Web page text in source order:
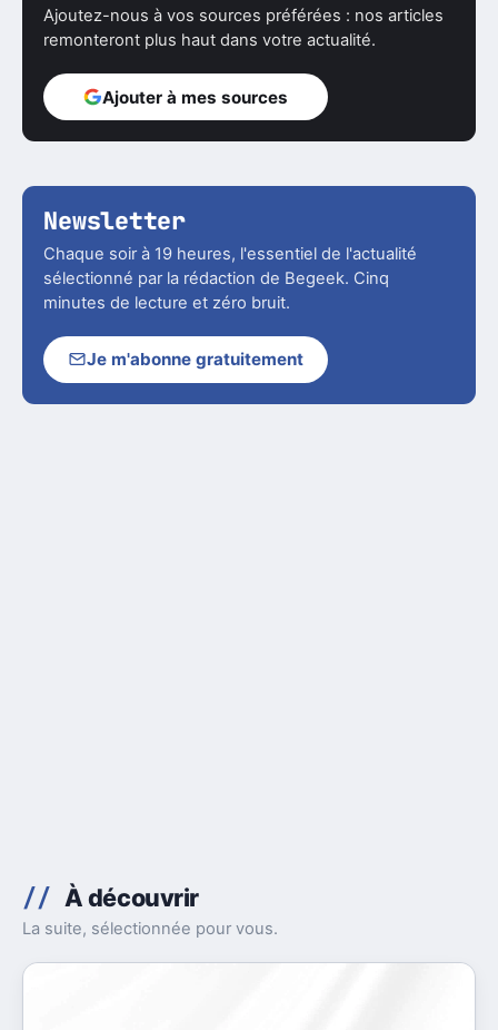
Ajoutez-nous à vos sources préférées : nos articles
remonteront plus haut dans votre actualité.
Ajouter à mes sources
Newsletter
Chaque soir à 19 heures, l'essentiel de l'actualité
sélectionné par la rédaction de Begeek. Cinq
minutes de lecture et zéro bruit.
Je m'abonne gratuitement
À découvrir
La suite, sélectionnée pour vous.